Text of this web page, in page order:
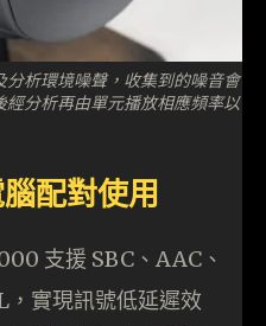
析環境噪聲，收集到的噪音會
分析再由單元播放相應頻率以
配對使用
支援 SBC、AAC、
實現訊號低延遲效